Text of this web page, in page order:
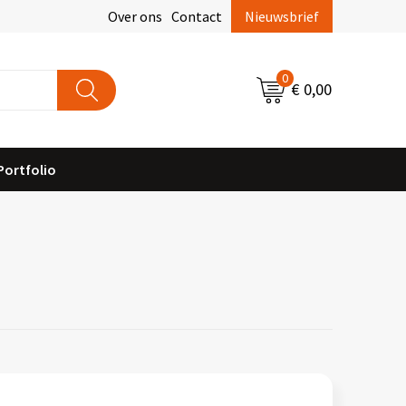
Over ons Contact Nieuwsbrief
0
€ 0,00